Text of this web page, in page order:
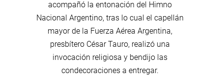
acompañó la entonación del Himno
Nacional Argentino, tras lo cual el capellán
mayor de la Fuerza Aérea Argentina,
presbítero César Tauro, realizó una
invocación religiosa y bendijo las
condecoraciones a entregar.